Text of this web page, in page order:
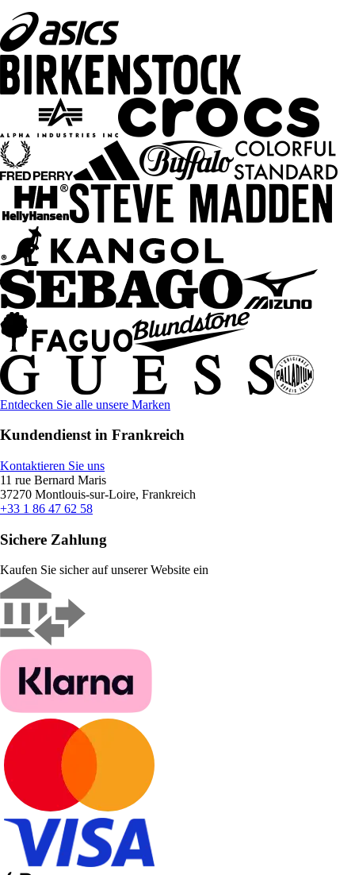
Entdecken Sie alle unsere Marken
Kundendienst in Frankreich
Kontaktieren Sie uns
11 rue Bernard Maris
37270 Montlouis-sur-Loire, Frankreich
+33 1 86 47 62 58
Sichere Zahlung
Kaufen Sie sicher auf unserer Website ein